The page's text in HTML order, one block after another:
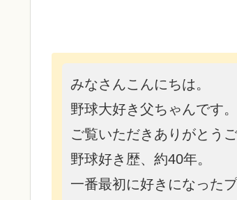
みなさんこんにちは。
野球大好き父ちゃんです。
ご覧いただきありがとうご
野球好き歴、約40年。
一番最初に好きになった